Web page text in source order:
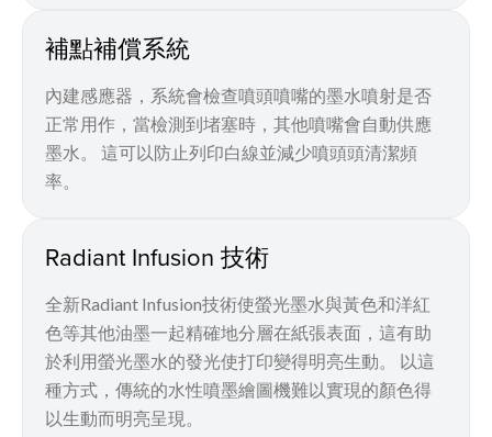
補點補償系統
內建感應器，系統會檢查噴頭噴嘴的墨水噴射是否
正常用作，當檢測到堵塞時，其他噴嘴會自動供應
墨水。 這可以防止列印白線並減少噴頭頭清潔頻
率。
Radiant Infusion 技術
全新Radiant Infusion技術使螢光墨水與黃色和洋紅
色等其他油墨一起精確地分層在紙張表面，這有助
於利用螢光墨水的發光使打印變得明亮生動。 以這
種方式，傳統的水性噴墨繪圖機難以實現的顏色得
以生動而明亮呈現。